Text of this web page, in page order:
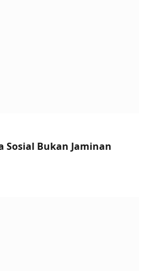
Sosial Bukan Jaminan